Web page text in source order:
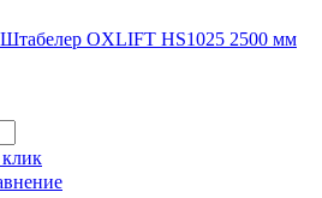
OXLIFT HS1025 2500 мм